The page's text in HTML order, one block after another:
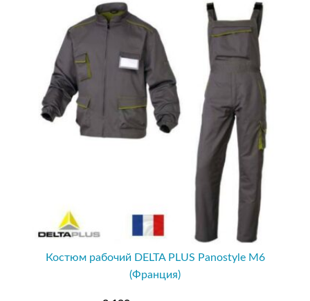
Костюм рабочий DELTA PLUS Panostyle M6
(Франция)